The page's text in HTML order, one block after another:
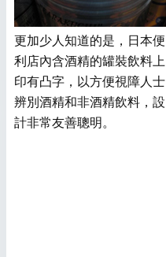
更加少人知道的是，日本便
利店內含酒精的罐裝飲料上
印有凸字，以方便視障人士
辨別酒精和非酒精飲料，設
計非常友善聰明。